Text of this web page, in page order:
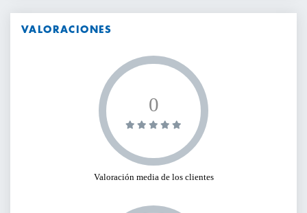
VALORACIONES
0
Valoración media de los clientes